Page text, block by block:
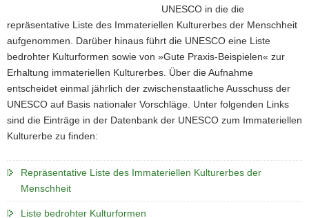
der
Dresdner
Zwingerbauhütte:
Das
Bauhüttenwesen
ein
»Gutes
Praxis-
der
UNESCO
Erhaltung
UNESCO in die die
repräsentative Liste des Immateriellen Kulturerbes der Menschheit
aufgenommen. Darüber hinaus führt die UNESCO eine Liste
bedrohter Kulturformen sowie von »Gute Praxis-Beispielen« zur
Erhaltung immateriellen Kulturerbes. Über die Aufnahme
entscheidet einmal jährlich der zwischenstaatliche Ausschuss der
UNESCO auf Basis nationaler Vorschläge. Unter folgenden Links
sind die Einträge in der Datenbank der UNESCO zum Immateriellen
Kulturerbe zu finden:
Repräsentative Liste des Immateriellen Kulturerbes der
Menschheit
Liste bedrohter Kulturformen